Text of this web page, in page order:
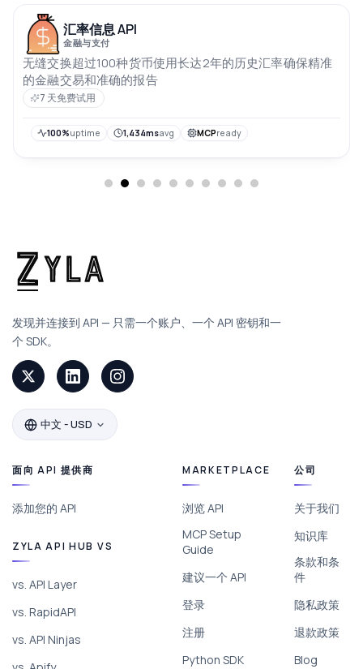
汇率信息 API
金融与支付
无缝交换超过100种货币使用长达2年的历史汇率确保精准
的金融交易和准确的报告
7 天免费试用
100%uptime 1,434msavg MCPready
发现并连接到 API — 只需一个账户、一个 API 密钥和一
个 SDK。
中文 - USD
面向 API 提供商
添加您的 API
ZYLA API HUB VS
vs. API Layer
vs. RapidAPI
vs. API Ninjas
MARKETPLACE
浏览 API
MCP Setup
Guide
建议一个 API
登录
注册
Python SDK
公司
关于我们
知识库
条款和条
件
隐私政策
退款政策
Blog